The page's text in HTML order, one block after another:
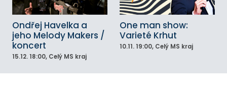
Ondřej Havelka a
jeho Melody Makers /
koncert
15.12. 18:00, Celý MS kraj
One man show:
Varieté Krhut
10.11. 19:00, Celý MS kraj